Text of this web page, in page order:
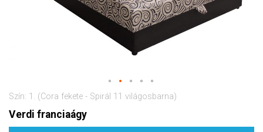
Szín: 1. (Cora fekete - Spirál 11 világosbarna)
Verdi franciaágy